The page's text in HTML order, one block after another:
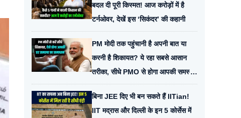
बदल दी पूरी किस्मत! आज करोड़ों में है
टर्नओवर, देखें इस ‘सिकंदर’ की कहानी
PM मोदी तक पहुंचानी है अपनी बात या
करनी है शिकायत? ये रहा सबसे आसान
तरीका, सीधे PMO से होगा आपकी समस्या
का समाधान
बिना JEE दिए भी बन सकते हैं IITian!
IIT मद्रास और दिल्ली के इन 5 कोर्सेस में